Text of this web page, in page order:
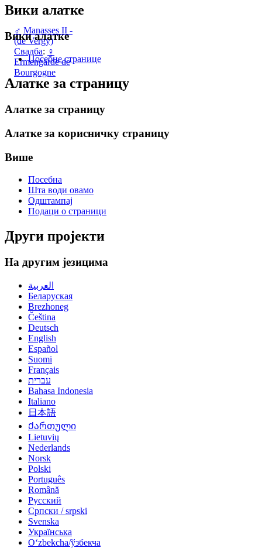
♂ Manasses II -
(de Vergy)
Свадба: ♀
Ermengarde de
Bourgogne
Вики алатке
Вики алатке
Посебне странице
Алатке за страницу
Алатке за страницу
Алатке за корисничку страницу
Више
Посебна
Шта води овамо
Одштампај
Подаци о страници
Други пројекти
На другим језицима
العربية
Беларуская
Brezhoneg
Čeština
Deutsch
English
Español
Suomi
Français
עברית
Bahasa Indonesia
Italiano
日本語
Ქართული
Lietuvių
Nederlands
Norsk
Polski
Português
Română
Русский
Српски / srpski
Svenska
Українська
Oʻzbekcha/ўзбекча